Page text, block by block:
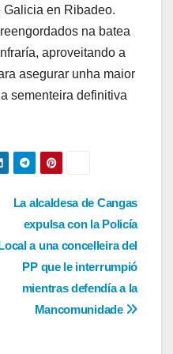
Galicia en Ribadeo.
na batea
aproveitando a
asegurar unha maior
sementeira definitiva
La alcaldesa de Cangas
expulsa con la Policía
Local a una concelleira del
PP que le interrumpió
mientras defendía a la
Mancomunidade